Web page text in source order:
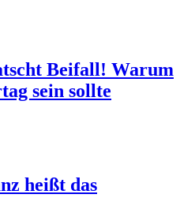
Beifall! Warum
sein sollte
heißt das